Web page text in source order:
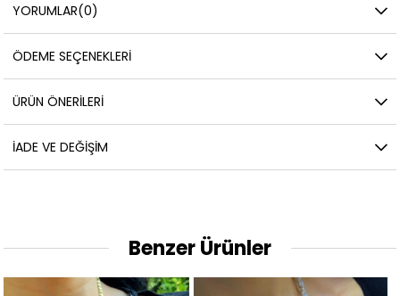
YORUMLAR(0)
ÖDEME SEÇENEKLERI
ÜRÜN ÖNERILERI
İADE VE DEĞIŞIM
Benzer Ürünler